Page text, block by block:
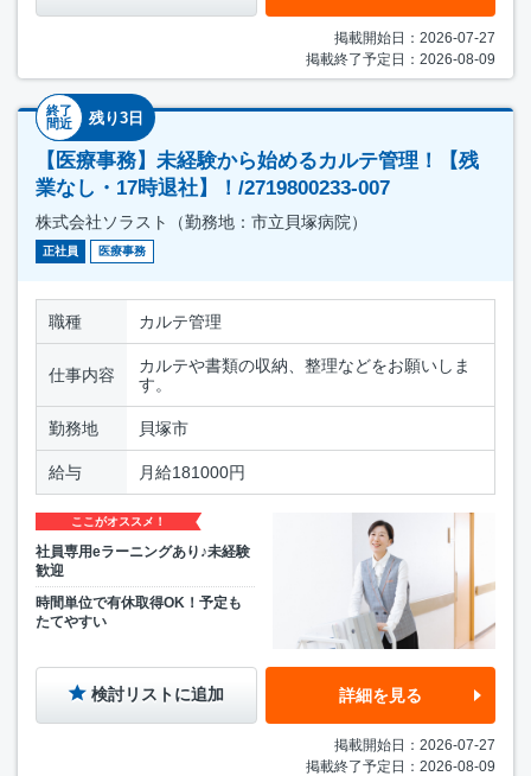
掲載開始日：2026-07-27
掲載終了予定日：2026-08-09
終了
間近
残り3日
【医療事務】未経験から始めるカルテ管理！【残
業なし・17時退社】！/2719800233-007
株式会社ソラスト（勤務地：市立貝塚病院）
正社員 医療事務
職種 カルテ管理
仕事内容
カルテや書類の収納、整理などをお願いしま
す。
勤務地 貝塚市
給与 月給181000円
ここがオススメ！
社員専用eラーニングあり♪未経験
歓迎
時間単位で有休取得OK！予定も
たてやすい
検討リストに追加 詳細を見る
掲載開始日：2026-07-27
掲載終了予定日：2026-08-09